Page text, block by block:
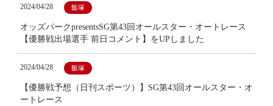
2024/04/28 飯塚
オッズパークpresentsSG第43回オールスター・オートレース
【優勝戦出場選手 前日コメント】をUPしました
2024/04/28 飯塚
【優勝戦予想（日刊スポーツ）】SG第43回オールスター・オ
ートレース